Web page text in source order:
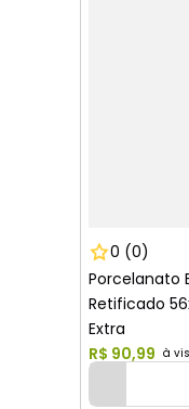
0 (0)
Porcelanato
Retificado
Extra
R$ 90,99